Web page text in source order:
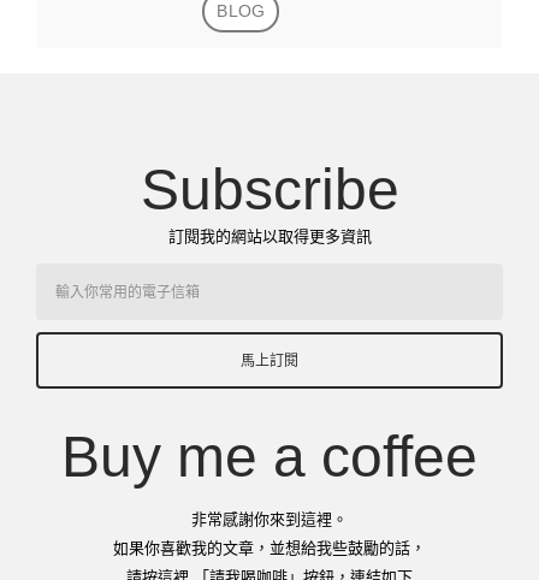
BLOG
Subscribe
訂閱我的網站以取得更多資訊
馬上訂閱
Buy me a coffee
非常感謝你來到這裡。
如果你喜歡我的文章，並想給我些鼓勵的話，